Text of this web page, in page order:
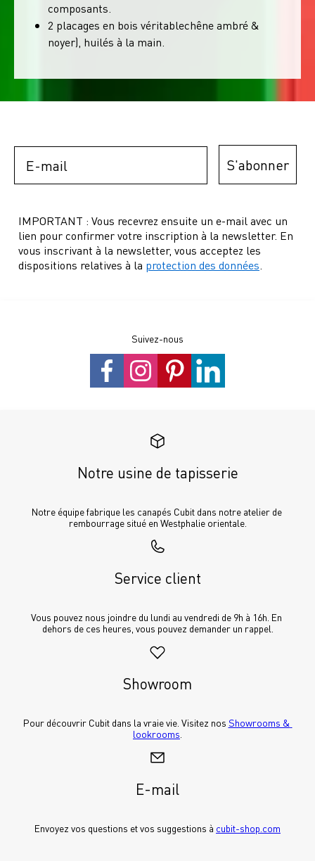
composants.
2 placages en bois véritablechêne ambré &
noyer), huilés à la main.
S'abonner
IMPORTANT : Vous recevrez ensuite un e-mail avec un
lien pour confirmer votre inscription à la newsletter. En
vous inscrivant à la newsletter, vous acceptez les
dispositions relatives à la protection des données.
Suivez-nous
Notre usine de tapisserie
Notre équipe fabrique les canapés Cubit dans notre atelier de
rembourrage situé en Westphalie orientale.
Service client
Vous pouvez nous joindre du lundi au vendredi de 9h à 16h. En
dehors de ces heures, vous pouvez demander un rappel.
Showroom
Pour découvrir Cubit dans la vraie vie. Visitez nos Showrooms &
lookrooms
E-mail
Envoyez vos questions et vos suggestions à cubit-shop.com